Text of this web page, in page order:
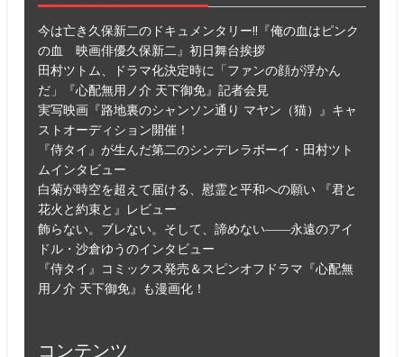
今は亡き久保新二のドキュメンタリー!!『俺の血はピンク
の血 映画俳優久保新二』初日舞台挨拶
田村ツトム、ドラマ化決定時に「ファンの顔が浮かん
だ」『心配無用ノ介 天下御免』記者会見
実写映画『路地裏のシャンソン通り マヤン（猫）』キャ
ストオーディション開催！
『侍タイ』が生んだ第二のシンデレラボーイ・田村ツト
ムインタビュー
白菊が時空を超えて届ける、慰霊と平和への願い 『君と
花火と約束と』レビュー
飾らない。ブレない。そして、諦めない――永遠のアイ
ドル・沙倉ゆうのインタビュー
『侍タイ』コミックス発売＆スピンオフドラマ『心配無
用ノ介 天下御免』も漫画化！
コンテンツ